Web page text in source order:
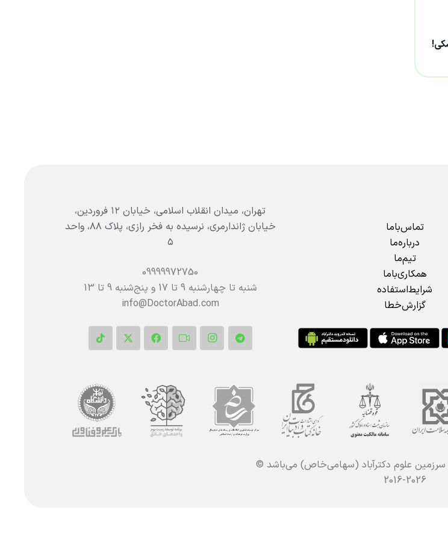
تماس‌باما
درباره‌ما
تیم‌ما
همکاری‌باما
شرایط‌استفاده
گزارش‌خطا
تهران، میدان انقلاب اسلامی، خیابان ۱۲ فروردین،
خیابان ژاندارمری، نرسیده به فخر رازی، پلاک ۸۸، واحد
۵
09999972750
شنبه تا چهارشنبه 9 تا 17 و پنج‌شنبه‌ 9 تا 13
info@DoctorAbad.com
علوم دکترآباد (سهامی‌خاص) می‌باشد ©
2016-2026